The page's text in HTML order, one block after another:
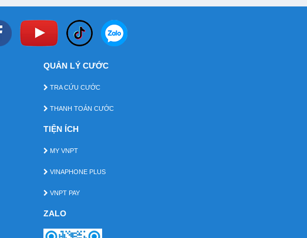
QUẢN LÝ CƯỚC
TRA CỨU CƯỚC
THANH TOÁN CƯỚC
TIỆN ÍCH
MY VNPT
VINAPHONE PLUS
VNPT PAY
ZALO